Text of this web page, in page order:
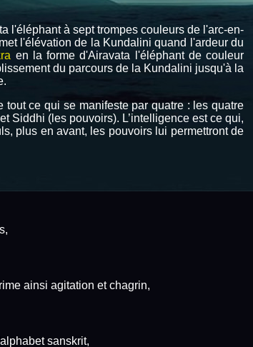
l'éléphant à sept trompes couleurs de l'arc-en-
l'élévation de la Kundalini quand l'ardeur du
en la forme d'Airavata l'éléphant de couleur
du parcours de la Kundalini jusqu'à la
tout ce qui se manifeste par quatre : les quatre
Siddhi (les pouvoirs). L’intelligence est ce qui,
plus en avant, les pouvoirs lui permettront de
ainsi agitation et chagrin,
sanskrit,